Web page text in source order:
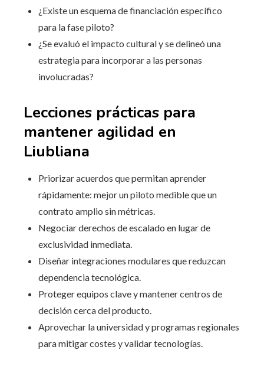
¿Existe un esquema de financiación específico
para la fase piloto?
¿Se evaluó el impacto cultural y se delineó una
estrategia para incorporar a las personas
involucradas?
Lecciones prácticas para
mantener agilidad en
Liubliana
Priorizar acuerdos que permitan aprender
rápidamente: mejor un piloto medible que un
contrato amplio sin métricas.
Negociar derechos de escalado en lugar de
exclusividad inmediata.
Diseñar integraciones modulares que reduzcan
dependencia tecnológica.
Proteger equipos clave y mantener centros de
decisión cerca del producto.
Aprovechar la universidad y programas regionales
para mitigar costes y validar tecnologías.